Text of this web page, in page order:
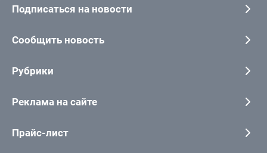
Подписаться на новости
Сообщить новость
Рубрики
Реклама на сайте
Прайс-лист